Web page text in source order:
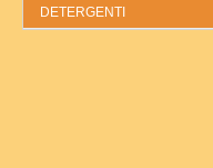
DETERGENTI